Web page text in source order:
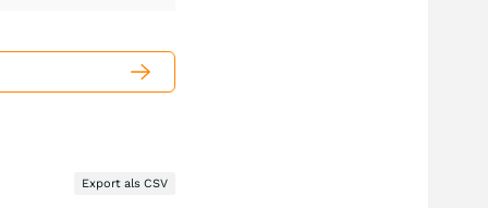
Export als CSV